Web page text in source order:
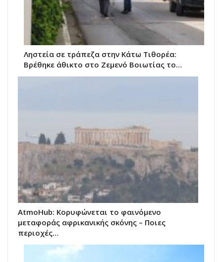
Ληστεία σε τράπεζα στην Κάτω Τιθορέα:
Βρέθηκε άθικτο στο Ζεμενό Βοιωτίας το…
AtmoHub: Κορυφώνεται το φαινόμενο
μεταφοράς αφρικανικής σκόνης – Ποιες
περιοχές…